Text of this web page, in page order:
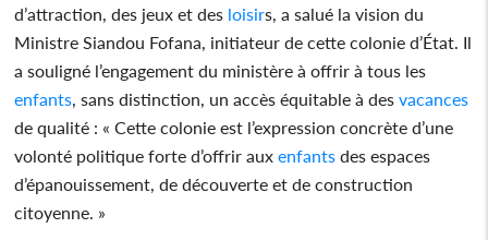
d’attraction, des jeux et des loisirs, a salué la vision du
Ministre Siandou Fofana, initiateur de cette colonie d’État. Il
a souligné l’engagement du ministère à offrir à tous les
enfants , sans distinction, un accès équitable à des vacances
de qualité : « Cette colonie est l’expression concrète d’une
volonté politique forte d’offrir aux enfants des espaces
d’épanouissement, de découverte et de construction
citoyenne. »